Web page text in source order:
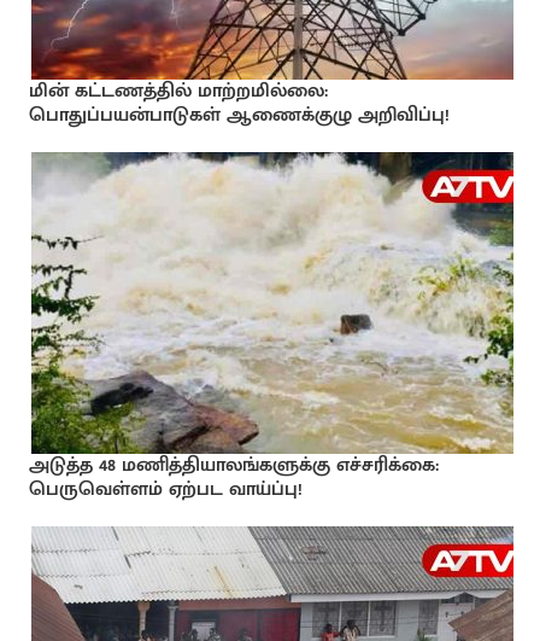
மின் கட்டணத்தில் மாற்றமில்லை:
பொதுப்பயன்பாடுகள் ஆணைக்குழு அறிவிப்பு!
அடுத்த 48 மணித்தியாலங்களுக்கு எச்சரிக்கை:
பெருவெள்ளம் ஏற்பட வாய்ப்பு!